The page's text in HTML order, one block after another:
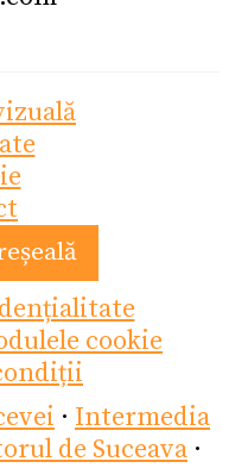
cookie
· Intermedia
de Suceava ·